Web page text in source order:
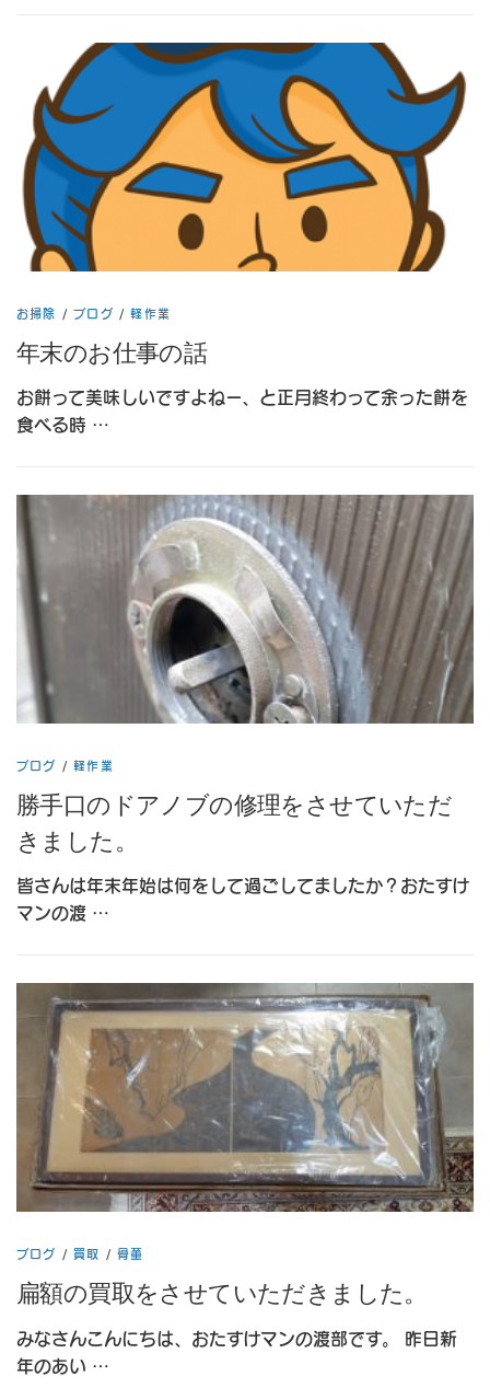
お掃除 /ブログ /軽作業
年末のお仕事の話
お餅って美味しいですよねー、と正月終わって余った餅を
食べる時 …
ブログ /軽作業
勝手口のドアノブの修理をさせていただ
きました。
皆さんは年末年始は何をして過ごしてましたか？おたすけ
マンの渡 …
ブログ / 買取 /骨董
扁額の買取をさせていただきました。
みなさんこんにちは、おたすけマンの渡部です。 昨日新
年のあい …